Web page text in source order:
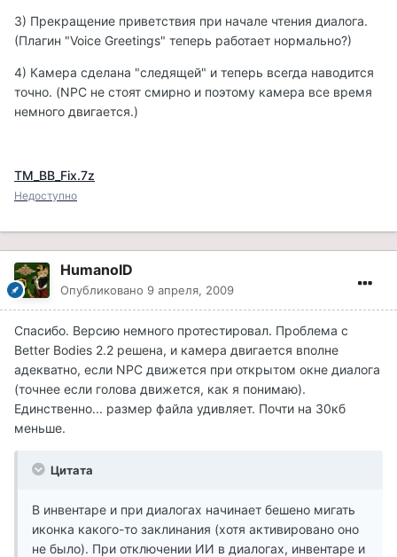
3) Прекращение приветствия при начале чтения диалога.
(Плагин "Voice Greetings" теперь работает нормально?)
4) Камера сделана "следящей" и теперь всегда наводится
точно. (NPC не стоят смирно и поэтому камера все время
немного двигается.)
TM_BB_Fix.7z
Недоступно
HumanoID
Опубликовано 9 апреля, 2009
Спасибо. Версию немного протестировал. Проблема с
Better Bodies 2.2 решена, и камера двигается вполне
адекватно, если NPC движется при открытом окне диалога
(точнее если голова движется, как я понимаю).
Единственно... размер файла удивляет. Почти на 30кб
меньше.
Цитата
В инвентаре и при диалогах начинает бешено мигать
иконка какого-то заклинания (хотя активировано оно
не было). При отключении ИИ в диалогах, инвентаре и